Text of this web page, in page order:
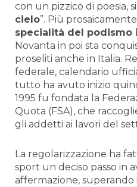
con un pizzico di poesia,
cielo”. Più
specialità del podismo
Novanta in poi sta
proseliti anche in Italia.
federale, calendario
tutto ha avuto inizio
1995 fu fondata la
Quota (FSA), che
gli addetti ai lavori del
La regolarizzazione ha
sport un deciso passo in
affermazione, superando